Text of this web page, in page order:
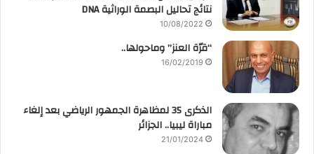
نتائج تحاليل البصمة الوراثية DNA
10/08/2022
“قرّة العنز” وماحولها..
16/02/2019
الذكرى 35 لمظاهرة الجمهور الرياضي بعد إلغاء
مباراة ليبيا.. الجزائر
21/01/2024